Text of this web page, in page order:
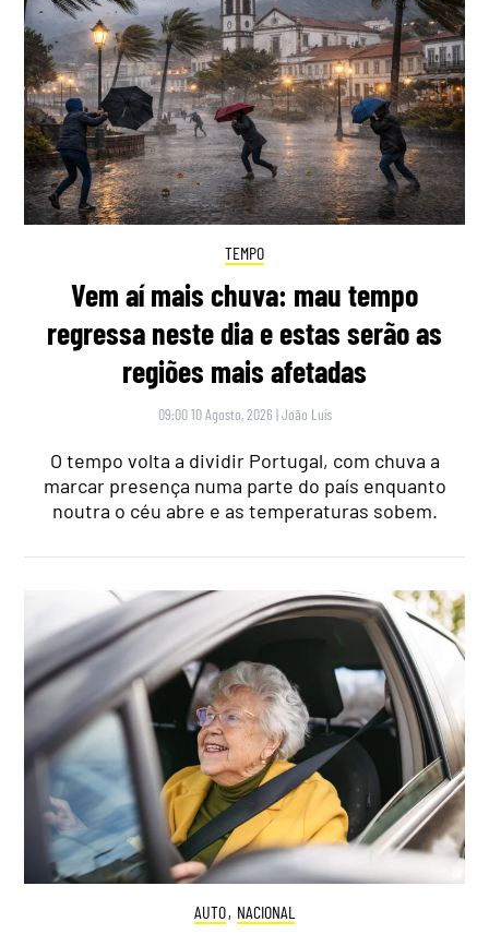
TEMPO
Vem aí mais chuva: mau tempo
regressa neste dia e estas serão as
regiões mais afetadas
09:00 10 Agosto, 2026 |João Luís
O tempo volta a dividir Portugal, com chuva a
marcar presença numa parte do país enquanto
noutra o céu abre e as temperaturas sobem.
AUTO, NACIONAL